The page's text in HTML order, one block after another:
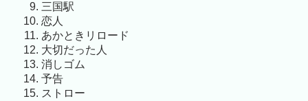
三国駅
恋人
あかときリロード
大切だった人
消しゴム
予告
ストロー